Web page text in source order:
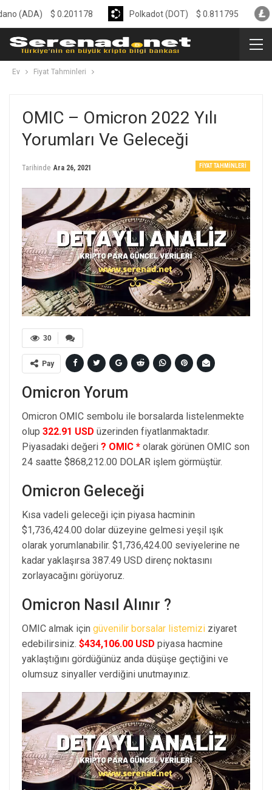
Ev Fiyat Tahminleri
OMIC – Omicron 2022 Yılı
Yorumları Ve Geleceği
FIYAT TAHMINLERI
Tarihinde Ara 26, 2021
30
Pay
Omicron Yorum
Omicron OMIC sembolu ile borsalarda listelenmekte
olup 322.91 USD üzerinden fiyatlanmaktadır.
Piyasadaki değeri ? OMIC * olarak görünen OMIC son
24 saatte $868,212.00 DOLAR işlem görmüştür.
Omicron Geleceği
Kısa vadeli geleceği için piyasa hacminin
$1,736,424.00 dolar düzeyine gelmesi yeşil ışık
olarak yorumlanabilir. $1,736,424.00 seviyelerine ne
kadar yaklaşırsa 387.49 USD direnç noktasını
zorlayacağını görüyoruz.
Omicron Nasıl Alınır ?
OMIC almak için güvenilir borsalar listemizi ziyaret
edebilirsiniz. $434,106.00 USD piyasa hacmine
yaklaştığını gördüğünüz anda düşüşe geçtiğini ve
olumsuz sinyaller verdiğini unutmayınız.
$0.201178 Polkadot (DOT) $0.811795